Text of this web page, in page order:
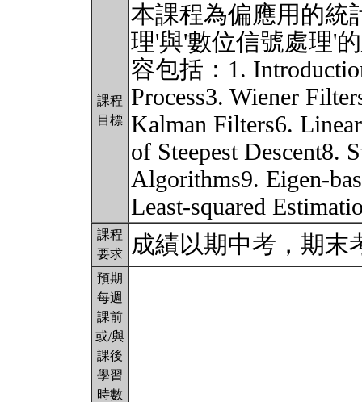
課程
目標
本課程為偏應用的統
理'與'數位信號處理'
容包括：1.
Process3. Wiener
Kalman Filters6.
of Steepest Descent8.
Algorithms9. Eigen-
Least-squared
課程
要求
成績以期中考，期
預期
每週
課前
或/與
課後
學習
時數